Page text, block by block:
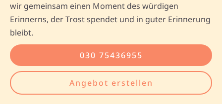
wir gemeinsam einen Moment des würdigen
Erinnerns, der Trost spendet und in guter Erinnerung
bleibt.
030 75436955
Angebot erstellen